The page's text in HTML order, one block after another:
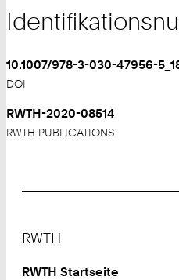
10.1007/978-3-030-47956-
DOI
RWTH-2020-08514
RWTH PUBLICATIONS
RWTH
RWTH Startseite